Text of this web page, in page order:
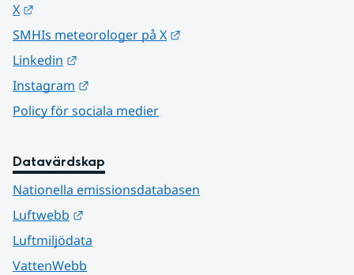
X
SMHIs meteorologer på X
Linkedin
Instagram
Policy för sociala medier
Datavärdskap
Nationella emissionsdatabasen
Luftwebb
Luftmiljödata
VattenWebb